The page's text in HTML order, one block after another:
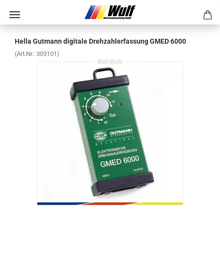
Hella Gut­mann di­gi­ta­le Dreh­zah­l­er­fas­sung GMED 6000
(Art.Nr.: 303101)